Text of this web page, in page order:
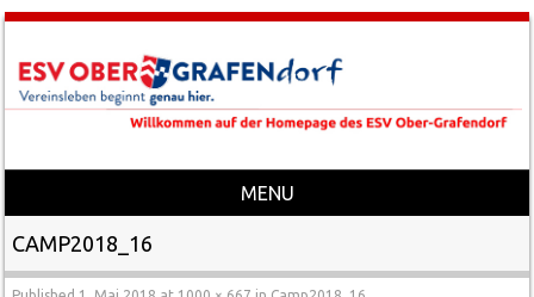
MENU
Skip to content
CAMP2018_16